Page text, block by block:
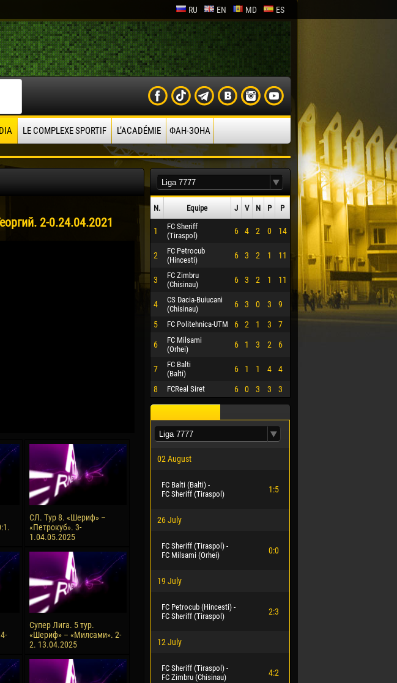
RU EN MD ES
LE COMPLEXE SPORTIF L’ACADÉMIE ФАН-ЗОНА
24 July
Mihail COROTCOV
27 July
Vladimir FRATEA
2-0.24.04.2021
СЛ. Тур 8. «Шериф» –
«Петрокуб». 3-
1.04.05.2025
Супер Лига. 5 тур.
«Шериф» – «Милсами». 2-
2. 13.04.2025
N. Equipe J V N P P
1
FC Sheriff
(Tiraspol)
6 4 2 0 14
2
FC Petrocub
(Hincesti)
6 3 2 1 11
3
FC Zimbru
(Chisinau)
6 3 2 1 11
4
CS Dacia-Buiucani
(Chisinau)
6 3 0 3 9
5 FC Politehnica-UTM 6 2 1 3 7
6
FC Milsami
(Orhei)
6 1 3 2 6
7
FC Balti
(Balti)
6 1 1 4 4
8 FCReal Siret 6 0 3 3 3
02 August
FC Balti (Balti) -
FC Sheriff (Tiraspol)
1:5
26 July
FC Sheriff (Tiraspol) -
FC Milsami (Orhei)
0:0
19 July
FC Petrocub (Hincesti) -
FC Sheriff (Tiraspol)
2:3
12 July
FC Sheriff (Tiraspol) -
FC Zimbru (Chisinau)
4:2